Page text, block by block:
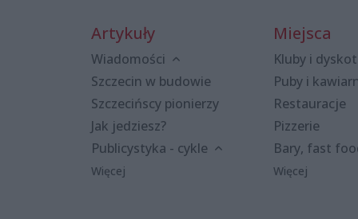
Artykuły
Wiadomości
Szczecin w budowie
Szczecińscy pionierzy
Jak jedziesz?
Publicystyka - cykle
Więcej
Miejsca
Kluby i
Puby i
Restauracje
Pizzerie
Bary, fast
Więcej